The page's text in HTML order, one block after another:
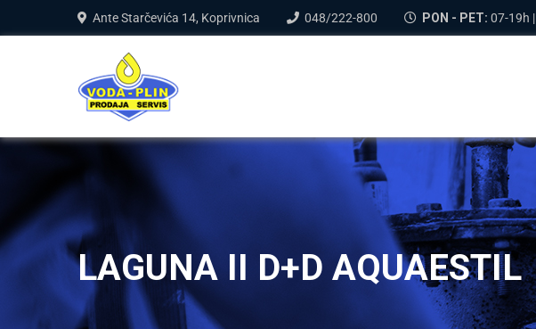
Ante Starčevića 14, Koprivnica 048/222-800 PON - PET: 07-19h |
LAGUNA II D+D AQUAESTIL